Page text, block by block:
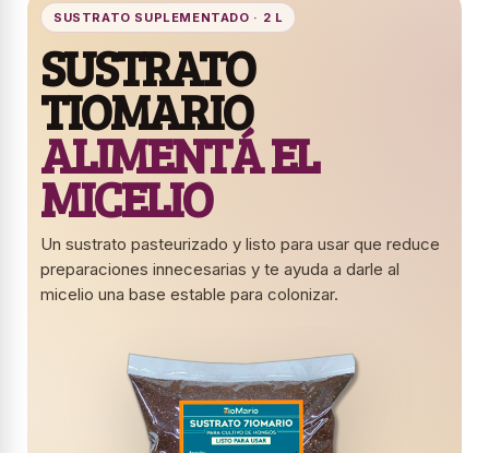
SUSTRATO SUPLEMENTADO · 2 L
SUSTRATO
TIOMARIO
ALIMENTÁ EL
MICELIO
Un sustrato pasteurizado y listo para usar que reduce
preparaciones innecesarias y te ayuda a darle al
micelio una base estable para colonizar.